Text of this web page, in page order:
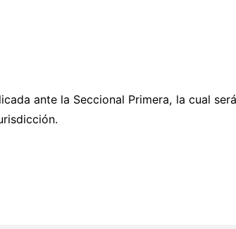
ante la Seccional Primera, la cual